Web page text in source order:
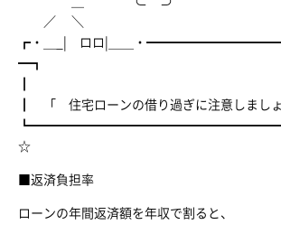
／ ＼
┏・＿_| ロロ|＿＿・
━┓
┃ 「 住宅ローンの借り過ぎに注意しま
☆
■返済負担率
ローンの年間返済額を年収で割ると、